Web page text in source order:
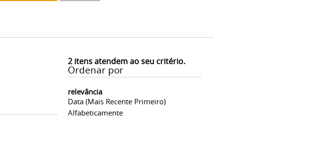
2itens atendem ao seu critério.
Ordenar por
relevância
Data (mais Recente Primeiro)
Alfabeticamente